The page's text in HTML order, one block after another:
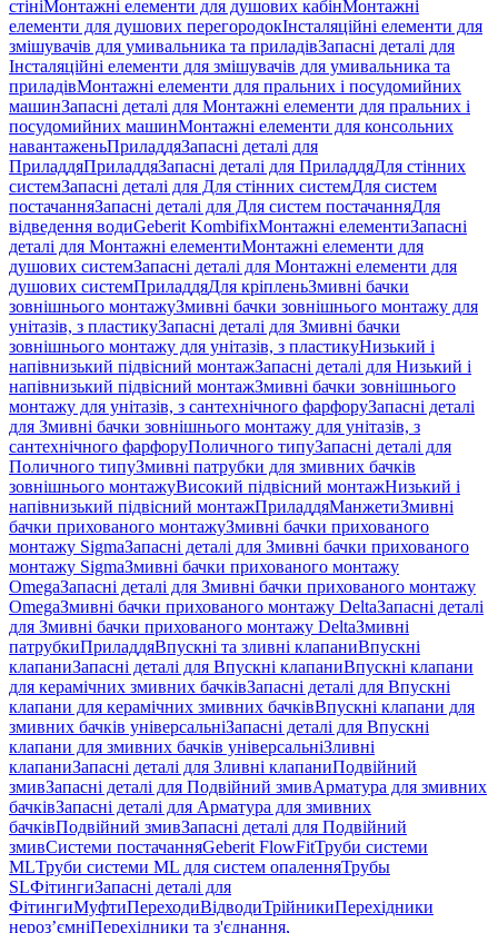
стініМонтажні елементи для душових кабінМонтажні
елементи для душових перегородокІнсталяційні елементи для
змішувачів для умивальника та приладівЗапасні деталі для
Інсталяційні елементи для змішувачів для умивальника та
приладівМонтажні елементи для пральних і посудомийних
машинЗапасні деталі для Монтажні елементи для пральних і
посудомийних машинМонтажні елементи для консольних
навантаженьПриладдяЗапасні деталі для
ПриладдяПриладдяЗапасні деталі для ПриладдяДля стінних
системЗапасні деталі для Для стінних системДля систем
постачанняЗапасні деталі для Для систем постачанняДля
відведення водиGeberit KombifixМонтажні елементиЗапасні
деталі для Монтажні елементиМонтажні елементи для
душових системЗапасні деталі для Монтажні елементи для
душових системПриладдяДля кріпленьЗмивні бачки
зовнішнього монтажуЗмивні бачки зовнішнього монтажу для
унітазів, з пластикуЗапасні деталі для Змивні бачки
зовнішнього монтажу для унітазів, з пластикуНизький і
напівнизький підвісний монтажЗапасні деталі для Низький і
напівнизький підвісний монтажЗмивні бачки зовнішнього
монтажу для унітазів, з сантехнічного фарфоруЗапасні деталі
для Змивні бачки зовнішнього монтажу для унітазів, з
сантехнічного фарфоруПоличного типуЗапасні деталі для
Поличного типуЗмивні патрубки для змивних бачків
зовнішнього монтажуВисокий підвісний монтажНизький і
напівнизький підвісний монтажПриладдяМанжетиЗмивні
бачки прихованого монтажуЗмивні бачки прихованого
монтажу SigmaЗапасні деталі для Змивні бачки прихованого
монтажу SigmaЗмивні бачки прихованого монтажу
OmegaЗапасні деталі для Змивні бачки прихованого монтажу
OmegaЗмивні бачки прихованого монтажу DeltaЗапасні деталі
для Змивні бачки прихованого монтажу DeltaЗмивні
патрубкиПриладдяВпускні та зливні клапаниВпускні
клапаниЗапасні деталі для Впускні клапаниВпускні клапани
для керамічних змивних бачківЗапасні деталі для Впускні
клапани для керамічних змивних бачківВпускні клапани для
змивних бачків універсальніЗапасні деталі для Впускні
клапани для змивних бачків універсальніЗливні
клапаниЗапасні деталі для Зливні клапаниПодвійний
змивЗапасні деталі для Подвійний змивАрматура для змивних
бачкiвЗапасні деталі для Арматура для змивних
бачкiвПодвійний змивЗапасні деталі для Подвійний
змивСистеми постачанняGeberit FlowFitТруби системи
MLТруби системи ML для систем опаленняТрубы
SLФітингиЗапасні деталі для
ФітингиМуфтиПереходиВідводиТрійникиПерехідники
нероз’ємніПерехідники та з'єднання,